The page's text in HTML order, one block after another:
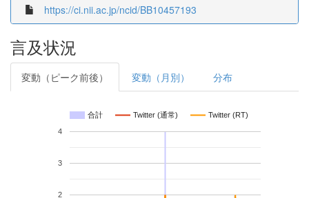
https://ci.nii.ac.jp/ncid/BB10457193
言及状況
変動（ピーク前後） 変動（月別） 分布
合計 Twitter (通常) Twitter (RT)
2
3
4